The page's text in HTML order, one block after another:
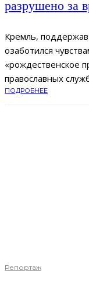
разрушено за
Кремль,
озаботился
«рождественское
православных
ПОДРОБНЕЕ
Репортаж